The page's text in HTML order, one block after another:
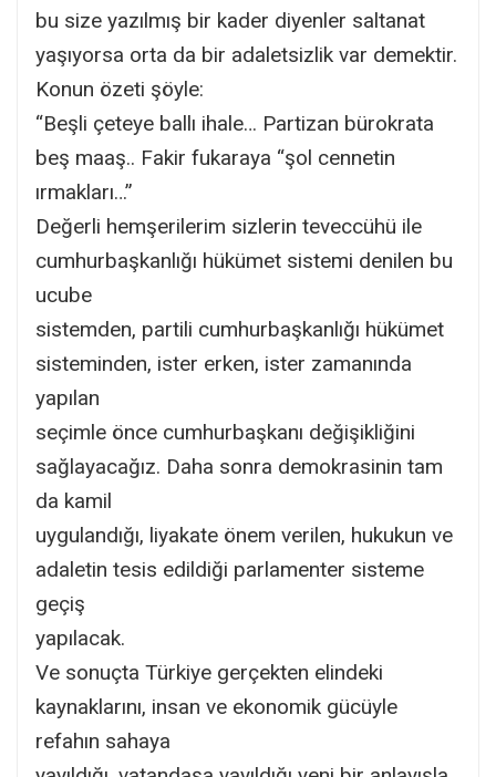
bu size yazılmış bir kader diyenler saltanat
yaşıyorsa orta da bir adaletsizlik var demektir.
Konun özeti şöyle:
“Beşli çeteye ballı ihale… Partizan bürokrata
beş maaş.. Fakir fukaraya “şol cennetin
ırmakları…”
Değerli hemşerilerim sizlerin teveccühü ile
cumhurbaşkanlığı hükümet sistemi denilen bu
ucube
sistemden, partili cumhurbaşkanlığı hükümet
sisteminden, ister erken, ister zamanında
yapılan
seçimle önce cumhurbaşkanı değişikliğini
sağlayacağız. Daha sonra demokrasinin tam
da kamil
uygulandığı, liyakate önem verilen, hukukun ve
adaletin tesis edildiği parlamenter sisteme
geçiş
yapılacak.
Ve sonuçta Türkiye gerçekten elindeki
kaynaklarını, insan ve ekonomik gücüyle
refahın sahaya